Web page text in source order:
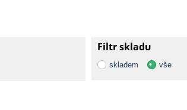
3500 Kč za 2 palety,
Kč za 5 9 palet.
Filtr skladu
skladem vše